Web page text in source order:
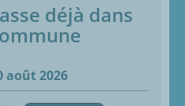
déjà dans
août 2026